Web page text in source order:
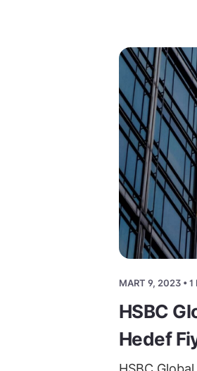
MART 9, 2023 • 1
HSBC
Hedef